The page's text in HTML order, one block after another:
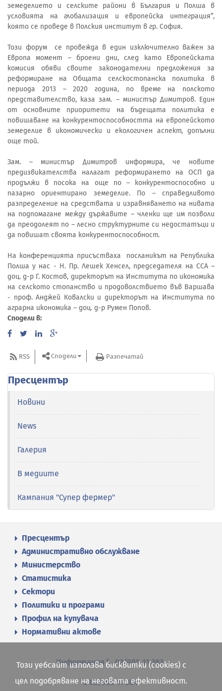
земеделието и селските райони в България и Полша в
условията на глобализация и европейска интеграция”,
която се проведе в Полския институт в гр. София.
Този форум се провежда в един изключително важен за
Европа момент – броени дни, след като Европейската
комисия обяви своите законодателни предложения за
реформиране на Общата селскостопанска политика в
периода 2013 – 2020 година, по време на полското
представителство, каза зам. – министър Димитров. Един
от основните приоритети на бъдещата политика е
повишаване на конкурентоспособността на европейското
земеделие в икономически и екологичен аспект, допълни
още той.
Зам. – министър Димитров информира, че новите
предизвикателства налагат реформирането на ОСП да
продължи в посока на още по – конкурентоспособно и
пазарно ориентирано земеделие. По – справедливото
разпределение на средствата и изравняването на нивата
на подпомагане между държавите – членки ще им позволи
да преодолеят по – лесно структурните си недостатъци и
да повишат своята конкурентоспособност.
На конференцията присъстваха посланикът на Република
Полша у нас - Н. Пр. Лешек Хенсел, председателя на ССА –
доц. д-р Г. Костов, директорът на Института по икономика
на селското стопанство и продоволствието във Варшава
- проф. Анджей Ковалски и директорът на Института по
аграрна икономика – доц. д-р Румен Попов.
Сподели в:
RSS Сподели Разпечатай
Пресцентър
Новини
News
Галерия
В медиите
Кампания "Супер фермер"
Пресцентър
Административно обслужване
Министерство
Статистика
Сектори
Политики и програми
Профил на купувача
Нормативни актове
Информация 02/985 11 383
02/985 11 384
Този уебсайт използва бисквитки (cookies) с
цел подобряване на неговата ефективност.